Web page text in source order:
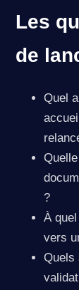
Les
de
Quel
?
À
vers
Quels